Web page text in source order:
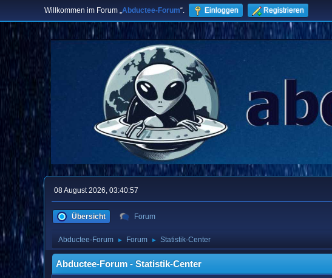
Willkommen im Forum „Abductee-Forum“. Einloggen Registrieren
08 August 2026, 03:40:57
Übersicht Forum
Abductee-Forum ► Forum ► Statistik-Center
Abductee-Forum - Statistik-Center